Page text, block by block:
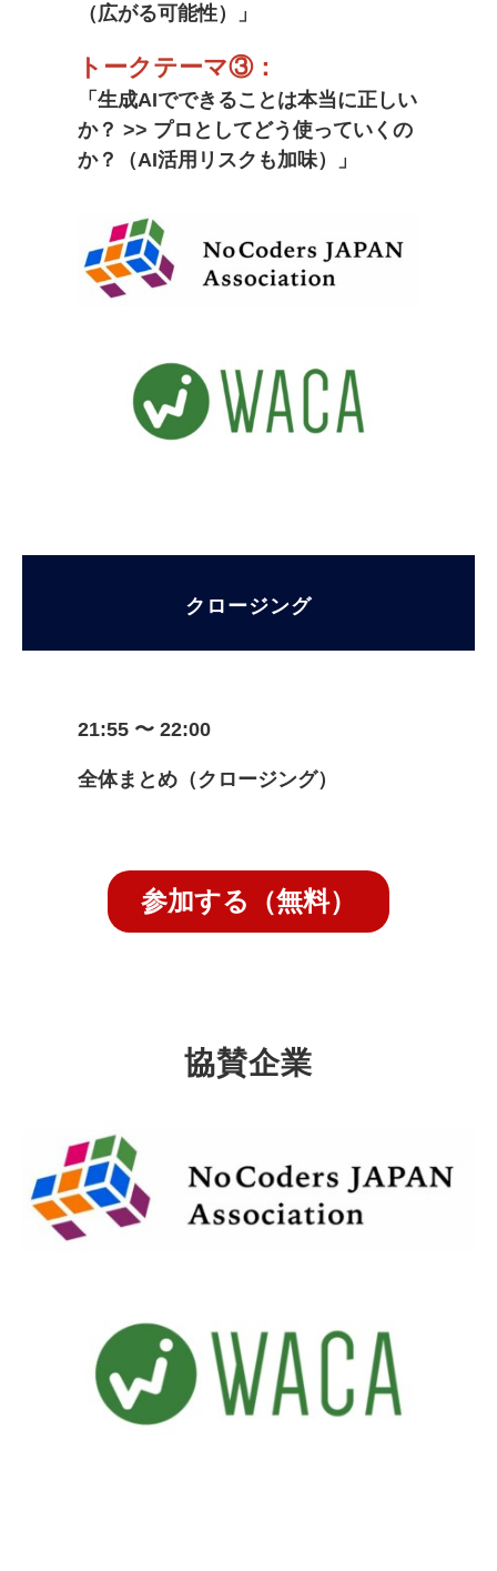
（広がる可能性）
」
トークテーマ③：
「生成AIでできることは本当に正しい
か？ >> プロとしてどう使っていくの
か？（AI活用リスクも加味）」
クロージング
21:55 〜 22:00
全体まとめ（クロージング）
参加する（無料）
協賛企業